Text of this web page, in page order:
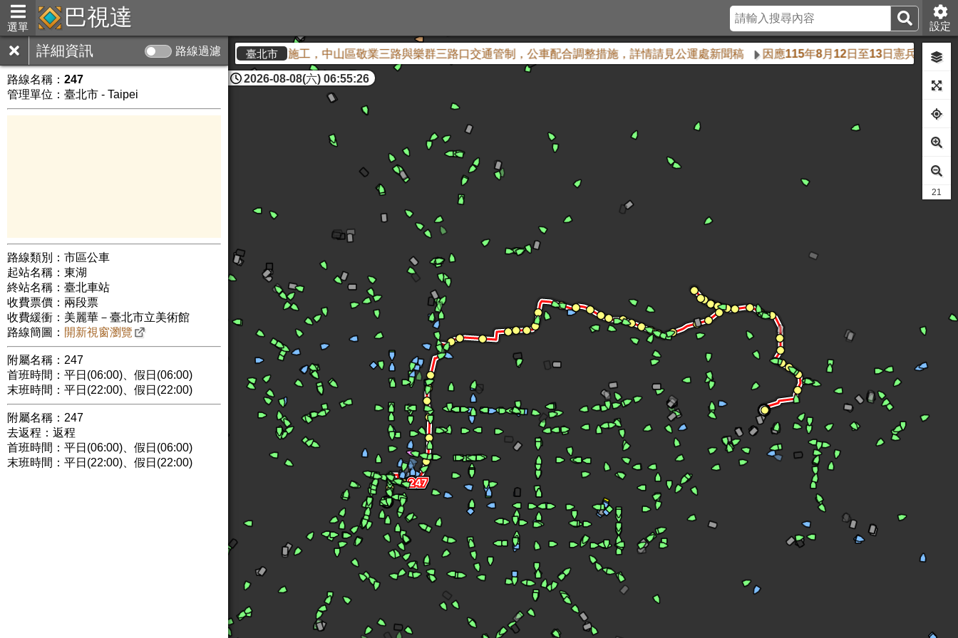
選單 巴視達 設定
詳細資訊 路線過濾
路線名稱： 247
管理單位：臺北市 - Taipei
路線類別：市區公車
起站名稱：東湖
終站名稱：臺北車站
收費票價：兩段票
收費緩衝：美麗華－臺北市立美術館
路線簡圖： 開新視窗瀏覽
附屬名稱：247
首班時間：平日(06:00)、假日(06:00)
末班時間：平日(22:00)、假日(22:00)
附屬名稱：247
去返程：返程
首班時間：平日(06:00)、假日(06:00)
末班時間：平日(22:00)、假日(22:00)
臺北市
因應環狀線北環段捷運施工，中山區敬業三路與樂群三路口交通管制，公車配合調整措施，詳情請見公運處新聞稿 因應115年8月12日至13日憲兵115年8月
2026-08-08(六) 06:55:27
21